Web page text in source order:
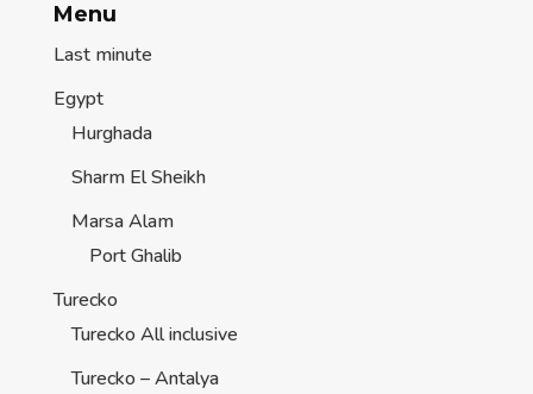
Menu
Last minute
Egypt
Hurghada
Sharm El Sheikh
Marsa Alam
Port Ghalib
Turecko
Turecko All inclusive
Turecko – Antalya